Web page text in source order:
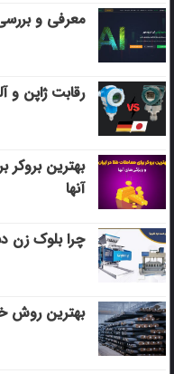
معرفی و بررسی
رقابت ژاپن و
بهترین بروکر
آنها
چرا بلوک زن
بهترین روش